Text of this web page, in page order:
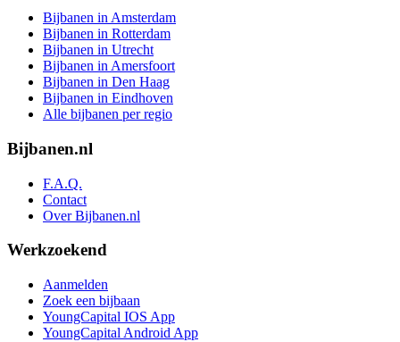
Bijbanen in Amsterdam
Bijbanen in Rotterdam
Bijbanen in Utrecht
Bijbanen in Amersfoort
Bijbanen in Den Haag
Bijbanen in Eindhoven
Alle bijbanen per regio
Bijbanen.nl
F.A.Q.
Contact
Over Bijbanen.nl
Werkzoekend
Aanmelden
Zoek een bijbaan
YoungCapital IOS App
YoungCapital Android App